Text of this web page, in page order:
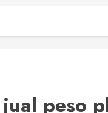
peso